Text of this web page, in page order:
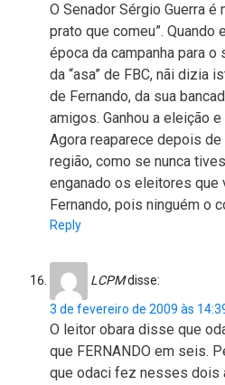
O Senador Sérgio Guerra é
prato que comeu”.
época da campanha para
da “asa” de FBC, nãi dizia
de Fernando, da sua
amigos. Ganhou a eleição
Agora reaparece depois
região, como se nunca
enganado os eleitores que
Fernando, pois ninguém o
Reply
LCPMdisse:
3 de fevereiro de 2009 às
O leitor obara disse que
que FERNANDO em seis.
que odaci fez nesses dois